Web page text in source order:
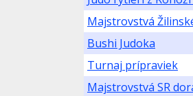
Majstrovstvá
Bushi Judoka
Turnaj prípraviek
Majstrovstvá SR